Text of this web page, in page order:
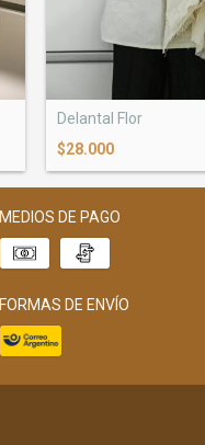
Delantal Flor
$28.000
MEDIOS DE PAGO
FORMAS DE ENVÍO